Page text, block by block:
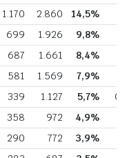
1.170 2.860 14,5%
699 1.926 9,8%
687 1.661 8,4%
581 1.569 7,9%
339 1.127 5,7%
358 972 4,9%
290 772 3,9%